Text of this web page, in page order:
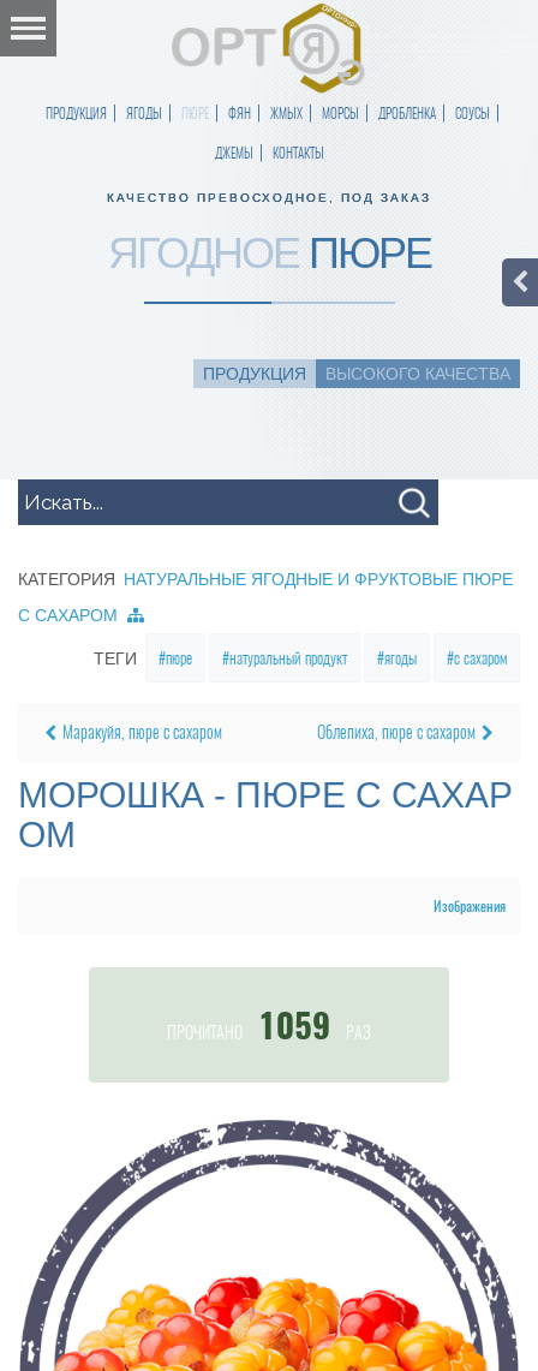
ПРОДУКЦИЯ ЯГОДЫ ПЮРЕ ФЯН ЖМЫХ МОРСЫ ДРОБЛЕНКА СОУСЫ
ДЖЕМЫ КОНТАКТЫ
КАЧЕСТВО ПРЕВОСХОДНОЕ, ПОД ЗАКАЗ
ЯГОДНОЕПЮРЕ
ПРОДУКЦИЯ ВЫСОКОГО КАЧЕСТВА
КАТЕГОРИЯ НАТУРАЛЬНЫЕ ЯГОДНЫЕ И ФРУКТОВЫЕ ПЮРЕ
С САХАРОМ
ТЕГИ пюре натуральный продукт ягоды с сахаром
Маракуйя, пюре с сахаром Облепиха, пюре с сахаром
МОРОШКА - ПЮРЕ С САХАР
ОМ
Изображения
ПРОЧИТАНО 1059 РАЗ